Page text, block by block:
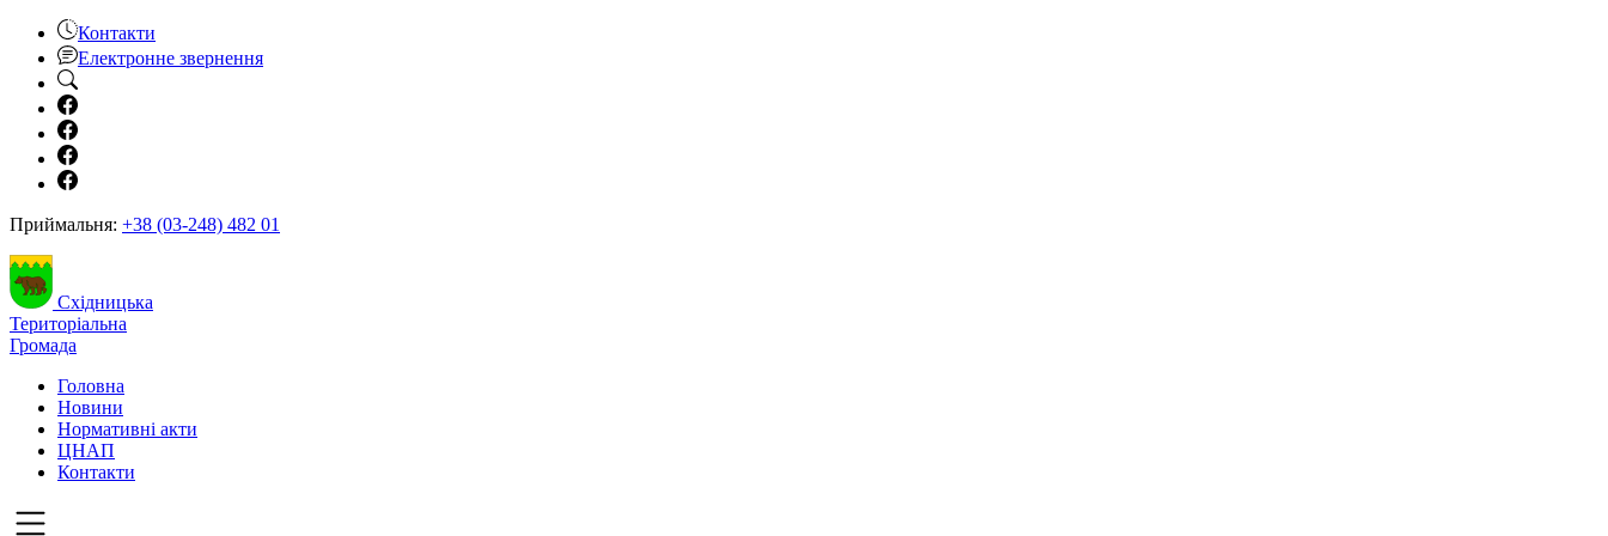
Контакти
Електронне звернення
Приймальня: +38 (03-248) 482 01
Східницька
Територіальна
Громада
Головна
Новини
Нормативні акти
ЦНАП
Контакти